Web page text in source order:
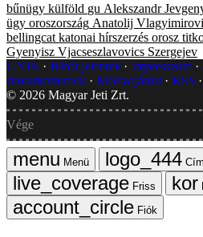
bűnügy külföld gu Alekszandr
ügy oroszország Anatolij
bellingcat katonai hírszerzés orosz
Gyenyisz Vjacseszlavovics Szergejev
GYIK
Hibát jelentek Impresszum
dokumentumok
Médiaajánlat RSS
© 2026 Magyar Jeti Zrt.
Vége
Menü
Friss
Fiók